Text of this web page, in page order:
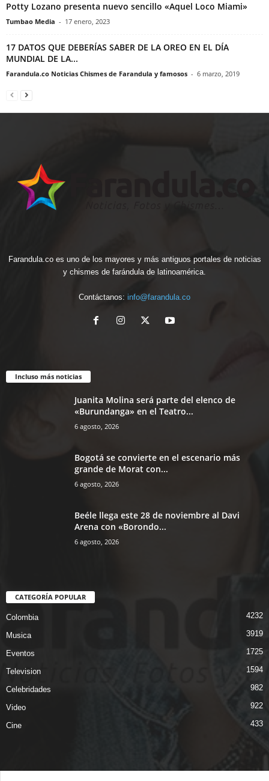
Potty Lozano presenta nuevo sencillo «Aquel Loco Miami»
Tumbao Media - 17 enero, 2023
17 DATOS QUE DEBERÍAS SABER DE LA OREO EN EL DÍA
MUNDIAL DE LA...
Farandula.co Noticias Chismes de Farandula y famosos - 6 marzo, 2019
Farandula.co es uno de los mayores y más antiguos portales de noticias
y chismes de farándula de latinoamérica.
Contáctanos: info@farandula.co
Incluso más noticias
Juanita Molina será parte del elenco de
«Burundanga» en el Teatro...
6 agosto, 2026
Bogotá se convierte en el escenario más
grande de Morat con...
6 agosto, 2026
Beéle llega este 28 de noviembre al Davi
Arena con «Borondo...
6 agosto, 2026
CATEGORÍA POPULAR
Colombia 4232
Musica 3919
Eventos 1725
Television 1594
Celebridades 982
Video 922
Cine 433